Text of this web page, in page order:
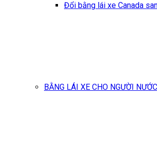
Đổi bằng lái xe Canada
BẰNG LÁI XE CHO NGƯỜI